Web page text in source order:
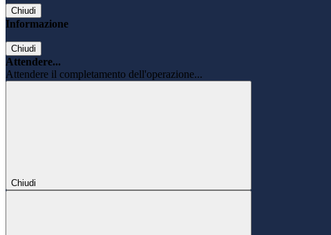
Chiudi
Informazione
Chiudi
Attendere...
Attendere il completamento dell'operazione...
Chiudi